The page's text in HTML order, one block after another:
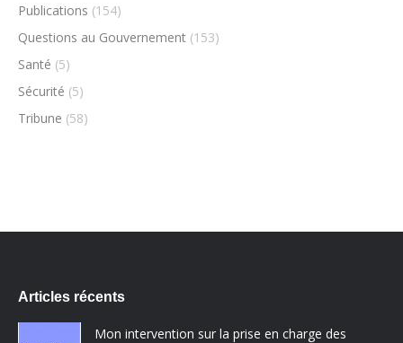
Publications (154)
Questions au Gouvernement (153)
Santé (5)
Sécurité (5)
Tribune (58)
Articles récents
Mon intervention sur la prise en charge des